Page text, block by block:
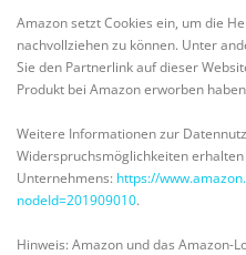
Amazon setzt Cookies ein, um die
nachvollziehen zu können. Unter
Sie den Partnerlink auf dieser
Produkt bei Amazon erworben
Weitere Informationen zur
Widerspruchsmöglichkeiten
Unternehmens: https://
nodeId=201909010.
Hinweis: Amazon und das Amazon-